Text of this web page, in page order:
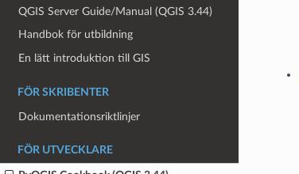
QGIS Server Guide/Manual (QGIS 3.44)
Handbok för utbildning
En lätt introduktion till GIS
FÖR SKRIBENTER
Dokumentationsriktlinjer
FÖR UTVECKLARE